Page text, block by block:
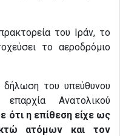
του Ιράν, το
το αεροδρόμιο
του υπεύθυνου
Ανατολικού
ότι η επίθεση είχε ως
ατόμων και τον